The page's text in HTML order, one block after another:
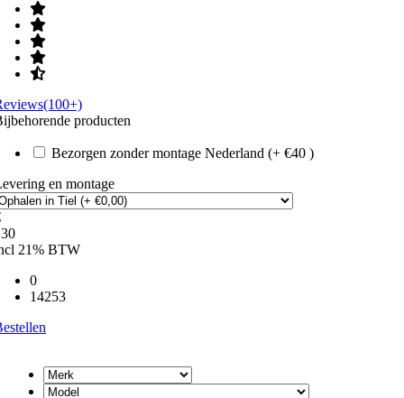
producten
Bezorgen zonder montage Nederland (+ €40 )
en montage
21% BTW
0
14253